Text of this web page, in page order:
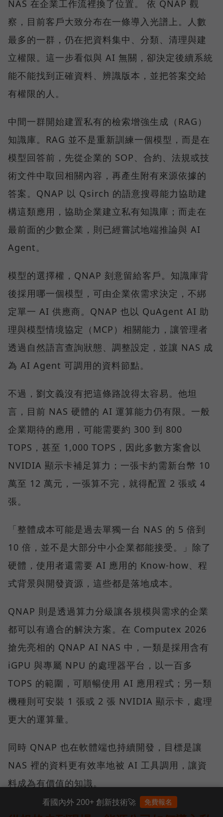
NAS 在企業工作流裡換了位置。 依 QNAP 觀
察，目前客戶大致分布在一條導入光譜上。人數
最多的一群，仍在把資料集中、分類、清理與建
立權限。這一步看似與 AI 無關，卻決定後續系統
能不能找到正確資料、辨識版本，並把答案交給
有權限的人。
中間一群開始建置私有的檢索增強生成（RAG）
知識庫。RAG 並不是重新訓練一個模型，而是在
模型回答前，先從企業的 SOP、合約、法規或技
術文件中取回相關內容，再產生附有來源依據的
答案。QNAP 以 Qsirch 的語意搜尋能力協助建
構這類應用，協助企業建立私有知識庫；而走在
最前面的少數企業，則已經嘗試地端推論與 AI
Agent。
模型的選擇權，QNAP 刻意留給客戶。知識庫背
後採用哪一個模型，可由企業依需求決定，不綁
定單一 AI 供應商。QNAP 也以 QuAgent AI 助
理與模型情境協定（MCP）相關能力，讓管理者
透過自然語言查詢狀態、調整設定，並讓 NAS 成
為 AI Agent 可調用的資料節點。
不過，劉文義沒有把這條路說得太容易。他坦
言，目前 NAS 硬體的 AI 運算能力仍有限。一般
企業期待的應用，可能需要約 300 到 800
TOPS，甚至 1,000 TOPS，因此多數方案會以
NVIDIA 顯示卡補足算力；一張卡約需新台幣 10
萬至 12 萬元，一張算不完，就得配置 2 張或 4
張。
「整體成本可能是過去單獨一台 NAS 的 5 倍到
10 倍，並不是大部分中小企業都能接受。」除了
硬體，使用者還需要 AI 應用的 Know-how、程
式背景與開發資源，這些都是落地成本。
QNAP 則是透過算力分級讓各規模與需求的企業
都可以有適合的解決方案。在 Computex 2026
搶先亮相的 QNAP AI NAS 中，一類是採用含有
iGPU 與專屬 NPU 的處理器平台，以一百多
TOPS 的範圍，可順暢使用 AI 應用程式；另一類
機種則可安裝 1 張或 2 張 NVIDIA 顯示卡，處理
更大的運算量。
同時 QNAP 也在軟體端也持續開發，目標是讓
NAS 裡的資料更有效率地被 AI 工具調用，讓資
料成為有價值的知識。
看國內外 200+ 創新技術🚀 免費報名